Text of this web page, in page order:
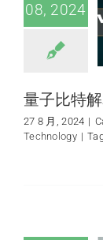
08, 2024
量子比特
27 8 月, 2024 |
Technology |